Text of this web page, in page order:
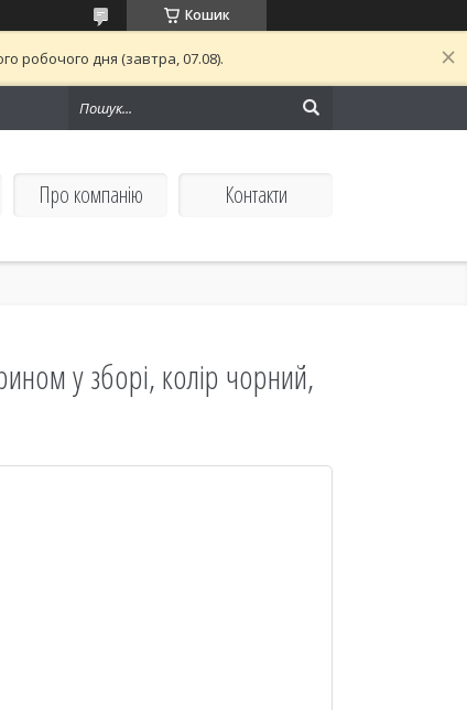
Кошик
робочого дня (завтра, 07.08).
Про компанію Контакти
у зборі, колір чорний,